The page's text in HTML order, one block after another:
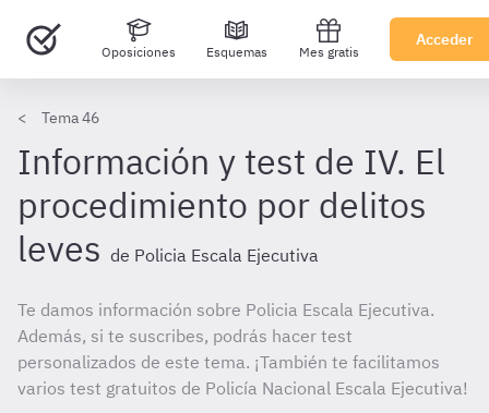
Oposiciones Esquemas Mes gratis
Acceder
Tema 46
Información y test de IV. El
procedimiento por delitos
leves de Policia Escala Ejecutiva
Te damos información sobre Policia Escala Ejecutiva.
Además, si te suscribes, podrás hacer test
personalizados de este tema. ¡También te facilitamos
varios test gratuitos de Policía Nacional Escala Ejecutiva!